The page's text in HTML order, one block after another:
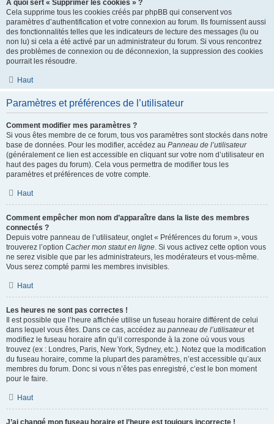
À quoi sert « Supprimer les cookies » ?
Cela supprime tous les cookies créés par phpBB qui conservent vos
paramètres d’authentification et votre connexion au forum. Ils fournissent aussi
des fonctionnalités telles que les indicateurs de lecture des messages (lu ou
non lu) si cela a été activé par un administrateur du forum. Si vous rencontrez
des problèmes de connexion ou de déconnexion, la suppression des cookies
pourrait les résoudre.
Haut
Paramètres et préférences de l’utilisateur
Comment modifier mes paramètres ?
Si vous êtes membre de ce forum, tous vos paramètres sont stockés dans notre
base de données. Pour les modifier, accédez au Panneau de l’utilisateur
(généralement ce lien est accessible en cliquant sur votre nom d’utilisateur en
haut des pages du forum). Cela vous permettra de modifier tous les
paramètres et préférences de votre compte.
Haut
Comment empêcher mon nom d’apparaître dans la liste des membres
connectés ?
Depuis votre panneau de l’utilisateur, onglet « Préférences du forum », vous
trouverez l’option Cacher mon statut en ligne. Si vous activez cette option vous
ne serez visible que par les administrateurs, les modérateurs et vous-même.
Vous serez compté parmi les membres invisibles.
Haut
Les heures ne sont pas correctes !
Il est possible que l’heure affichée utilise un fuseau horaire différent de celui
dans lequel vous êtes. Dans ce cas, accédez au panneau de l’utilisateuret
modifiez le fuseau horaire afin qu’il corresponde à la zone où vous vous
trouvez (ex : Londres, Paris, New York, Sydney, etc.). Notez que la modification
du fuseau horaire, comme la plupart des paramètres, n’est accessible qu’aux
membres du forum. Donc si vous n’êtes pas enregistré, c’est le bon moment
pour le faire.
Haut
J’ai changé mon fuseau horaire et l’heure est toujours incorrecte !